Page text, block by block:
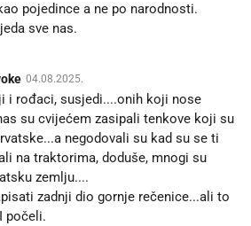
pojedince a ne po narodnosti.
sve nas.
04.08.2025.
i rođaci, susjedi....onih koji nose
su cvijećem zasipali tenkove koji su
negodovali su kad su se ti
na traktorima, doduše, mnogi su
zemlju....
zadnji dio gornje rečenice...ali to
počeli.